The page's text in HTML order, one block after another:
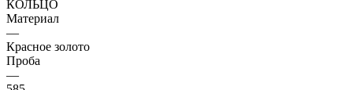
КОЛЬЦО
Материал
—
Красное золото
Проба
—